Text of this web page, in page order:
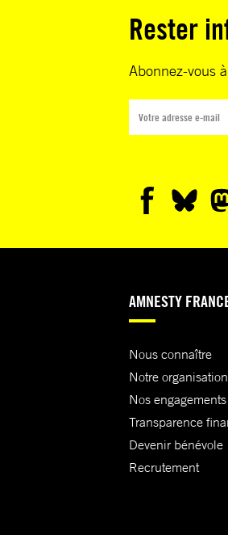
Rester
Abonnez-vous
AMNESTY
Nous connaître
Notre organisation
Nos engagements
Transparence
Devenir bénévole
Recrutement